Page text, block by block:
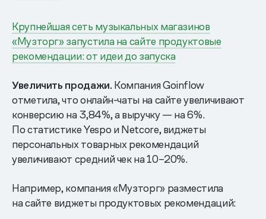
Крупнейшая сеть музыкальных магазинов
«Музторг» запустила на сайте продуктовые
рекомендации: от идеи до запуска
Увеличить продажи. Компания Goinflow
отметила, что онлайн-чаты на сайте увеличивают
конверсию на 3,84%, а выручку — на 6%.
По статистике Yespo и Netcore, виджеты
персональных товарных рекомендаций
увеличивают средний чек на 10–20%.
Например, компания «Музторг» разместила
на сайте виджеты продуктовых рекомендаций: